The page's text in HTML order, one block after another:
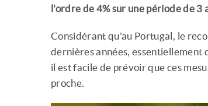
l'ordre de 4% sur une période de 3
Considérant qu'au Portugal, le
dernières années, essentiellement
il est facile de prévoir que ces
proche.